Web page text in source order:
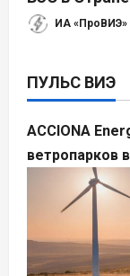
ИА «ПроВИЭ»
ПУЛЬС ВИЭ
ACCIONA
ветропарков